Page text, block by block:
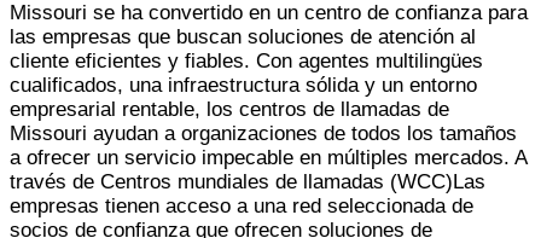
Missouri se ha convertido en un centro de confianza para
las empresas que buscan soluciones de atención al
cliente eficientes y fiables. Con agentes multilingües
cualificados, una infraestructura sólida y un entorno
empresarial rentable, los centros de llamadas de
Missouri ayudan a organizaciones de todos los tamaños
a ofrecer un servicio impecable en múltiples mercados. A
través de Centros mundiales de llamadas (WCC) Las
empresas tienen acceso a una red seleccionada de
socios de confianza que ofrecen soluciones de